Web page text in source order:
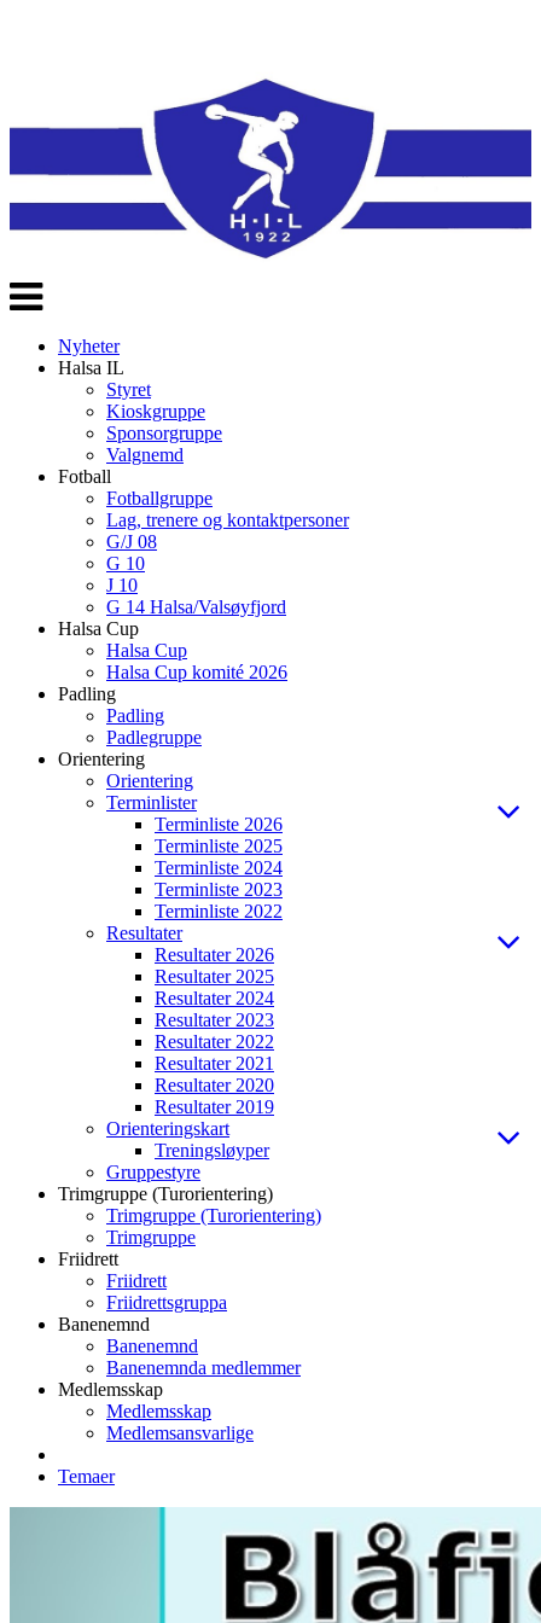
Veksle
navigasjon
Nyheter
Halsa IL
Styret
Kioskgruppe
Sponsorgruppe
Valgnemd
Fotball
Fotballgruppe
Lag, trenere og kontaktpersoner
G/J 08
G 10
J 10
G 14 Halsa/Valsøyfjord
Halsa Cup
Halsa Cup
Halsa Cup komité 2026
Padling
Padling
Padlegruppe
Orientering
Orientering
Terminlister
Terminliste 2026
Terminliste 2025
Terminliste 2024
Terminliste 2023
Terminliste 2022
Resultater
Resultater 2026
Resultater 2025
Resultater 2024
Resultater 2023
Resultater 2022
Resultater 2021
Resultater 2020
Resultater 2019
Orienteringskart
Treningsløyper
Gruppestyre
Trimgruppe (Turorientering)
Trimgruppe (Turorientering)
Trimgruppe
Friidrett
Friidrett
Friidrettsgruppa
Banenemnd
Banenemnd
Banenemnda medlemmer
Medlemsskap
Medlemsskap
Medlemsansvarlige
Temaer